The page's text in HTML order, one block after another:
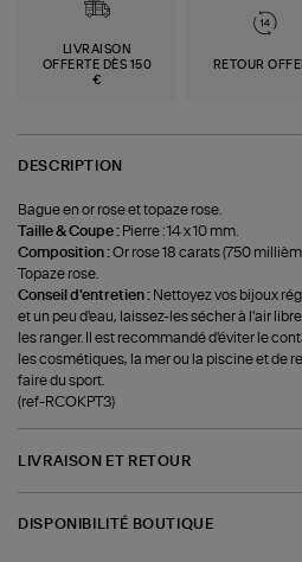
LIVRAISON
OFFERTE DÈS 150
€
RETOUR
DESCRIPTION
Bague en or rose et topaze rose.
Taille & Coupe : Pierre : 14 x 10 mm.
Composition :Or rose 18 carats (750
Topaze rose.
Conseil d'entretien : Nettoyez vos bijoux
et un peu d'eau, laissez-les sécher à l'air
les ranger. Il est recommandé d'éviter le
les cosmétiques, la mer ou la piscine et de
faire du sport.
(ref-RCOKPT3)
LIVRAISON ET RETOUR
DISPONIBILITÉ BOUTIQUE